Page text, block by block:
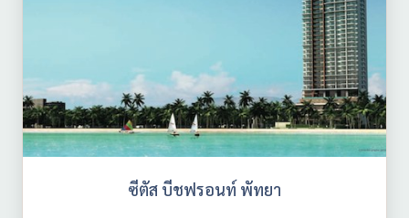
ซีตัส บีชฟรอนท์ พัทยา